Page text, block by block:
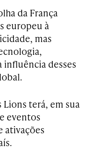
da França
europeu à
mas
desses
Lions terá, em sua
eventos
ativações